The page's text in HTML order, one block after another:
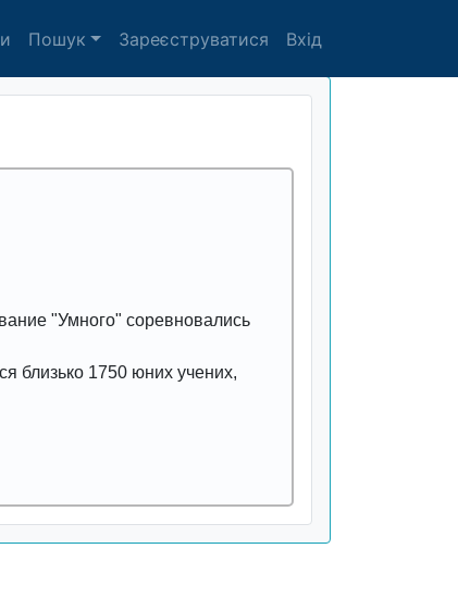
Пошук Зареєструватися Вхід
"Умного" соревновались
близько 1750 юних учених,